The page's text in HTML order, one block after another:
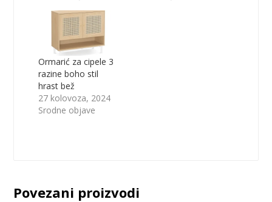
Ormarić za cipele 3
razine boho stil
hrast bež
27 kolovoza, 2024
Srodne objave
Povezani proizvodi